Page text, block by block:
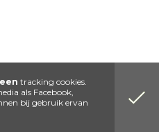
tracking cookies.
als Facebook,
bij gebruik ervan